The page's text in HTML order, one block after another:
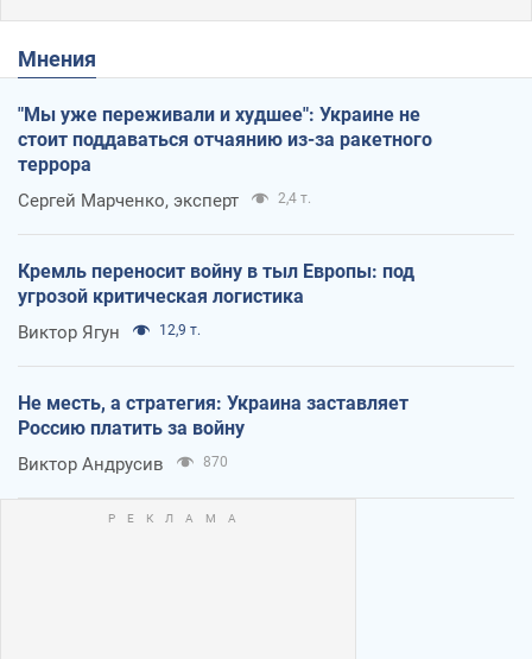
Мнения
"Мы уже переживали и худшее": Украине не
стоит поддаваться отчаянию из-за ракетного
террора
Сергей Марченко, эксперт 2,4 т.
Кремль переносит войну в тыл Европы: под
угрозой критическая логистика
Виктор Ягун 12,9 т.
Не месть, а стратегия: Украина заставляет
Россию платить за войну
Виктор Андрусив 870